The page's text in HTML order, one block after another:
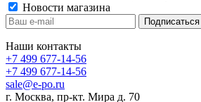
Новости магазина
Наши контакты
+7 499 677-14-56
+7 499 677-14-56
sale@e-po.ru
г. Москва, пр-кт. Мира д. 70